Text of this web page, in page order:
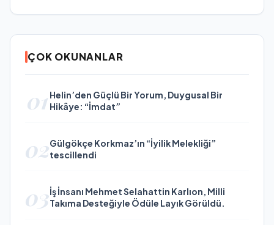
ÇOK OKUNANLAR
01 Helin’den Güçlü Bir Yorum, Duygusal Bir
Hikâye: “İmdat”
02Gülgökçe Korkmaz’ın “İyilik Melekliği”
tescillendi
03İş İnsanı Mehmet Selahattin Karlıon, Milli
Takıma Desteğiyle Ödüle Layık Görüldü.